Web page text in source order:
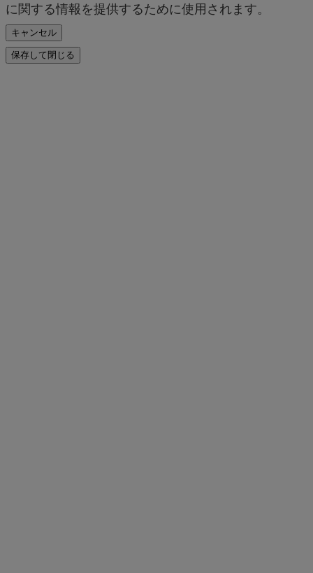
に関する情報を提供するために使用されます。
キャンセル
保存して閉じる